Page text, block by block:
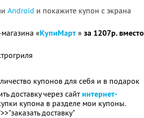
Android и покажите купон с экрана
«КупиМарт » за 1207р. вместо
купонов для себя и в подарок
доставку через сайтинтернет-
купона в разделе мои купоны.
доставку"